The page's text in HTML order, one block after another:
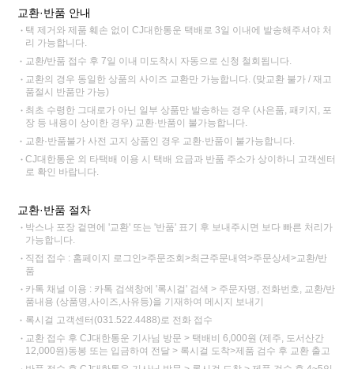
교환·반품 안내
택 제거와 제품 훼손 없이 CJ대한통운 택배로 3일 이내에 발송해주셔야 처
리 가능합니다.
교환/반품 접수 후 7일 이내 미도착시 자동으로 신청 철회됩니다.
교환의 경우 동일한 상품의 사이즈 교환만 가능합니다. (맞교환 불가 / 재고
품절시 반품만 가능)
최초 수령한 그대로가 아닌 일부 상품만 발송하는 경우 (사은품, 패키지, 포
장 등 내용이 상이한 경우) 교환·반품이 불가능합니다.
교환·반품불가 사전 고지 상품인 경우 교환·반품이 불가능합니다.
CJ대한통운 외 타택배 이용 시 택배 요금과 반품 주소가 상이하니 고객센터
로 확인 바랍니다.
교환·반품 절차
박스나 포장 겉면에 '교환' 또는 '반품' 표기 후 보내주시면 보다 빠른 처리가
가능합니다.
직접 접수 : 홈페이지 로그인>주문조회>최근주문내역>주문상세>교환/반
품
카톡 채널 이용 : 카톡 검색창에 '록시걸' 검색 > 주문자명, 전화번호, 교환/반
품내용 (상품명,사이즈,사유등)을 기재하여 메시지 보내기
록시걸 고객센터(031.522.4488)로 전화 접수
교환 접수 후 CJ대한통운 기사님 방문 > 택배비 6,000원 (제주, 도서산간
12,000원)동봉 또는 입금하여 전달 > 록시걸 도착>제품 검수 후 교환 출고